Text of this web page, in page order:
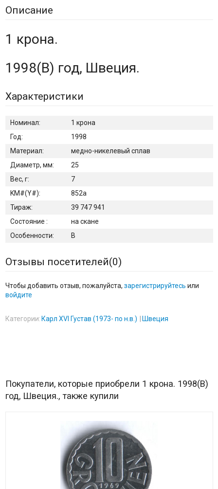
Описание
1 крона.
1998(B) год, Швеция.
Характеристики
Номинал:
1 крона
Год:
1998
Материал:
медно-никелевый сплав
Диаметр, мм:
25
Вес, г:
7
KM#(Y#):
852а
Тираж:
39 747 941
Состояние :
на скане
Особенности:
B
Отзывы посетителей(0)
Чтобы добавить отзыв, пожалуйста, зарегистрируйтесь или
войдите
Категории: Карл XVI Густав (1973- по н.в.) Швеция
Покупатели, которые приобрели 1 крона. 1998(B)
год, Швеция., также купили